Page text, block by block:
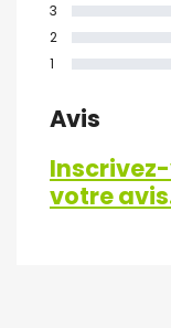
3
2
1
Avis
votre